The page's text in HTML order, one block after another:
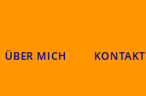
ÜBER MICH KONTAKT